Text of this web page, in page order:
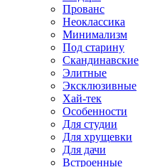
Прованс
Неоклассика
Минимализм
Под старину
Скандинавские
Элитные
Эксклюзивные
Хай-тек
Особенности
Для студии
Для хрущевки
Для дачи
Встроенные